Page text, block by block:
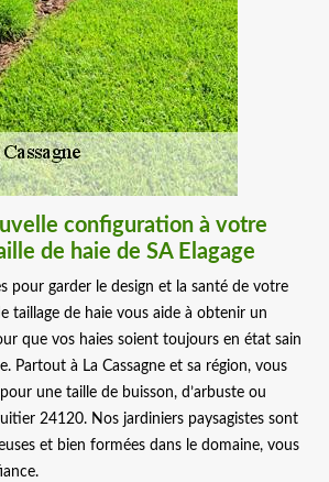
configuration à votre
de haie de SA Elagage
pour garder le design et la santé de votre
taillage de haie vous aide à obtenir un
que vos haies soient toujours en état sain
Partout à La Cassagne et sa région, vous
une taille de buisson, d’arbuste ou
24120. Nos jardiniers paysagistes sont
et bien formées dans le domaine, vous